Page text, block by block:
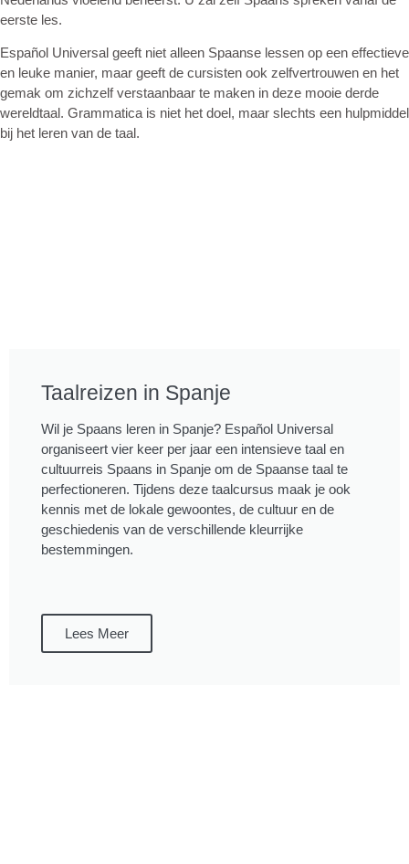
eerste les.
Español Universal geeft niet alleen Spaanse lessen op een effectieve
en leuke manier, maar geeft de cursisten ook zelfvertrouwen en het
gemak om zichzelf verstaanbaar te maken in deze mooie derde
wereldtaal. Grammatica is niet het doel, maar slechts een hulpmiddel
bij het leren van de taal.
Taalreizen in Spanje
Wil je Spaans leren in Spanje? Español Universal
organiseert vier keer per jaar een intensieve taal en
cultuurreis Spaans in Spanje om de Spaanse taal te
perfectioneren. Tijdens deze taalcursus maak je ook
kennis met de lokale gewoontes, de cultuur en de
geschiedenis van de verschillende kleurrijke
bestemmingen.
Lees Meer